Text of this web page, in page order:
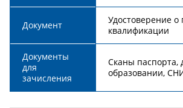
Документ
Удостоверение
квалификации
Документы
для
зачисления
Сканы паспорта,
образовании,